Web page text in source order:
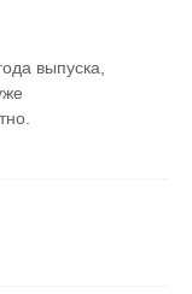
выпуска,